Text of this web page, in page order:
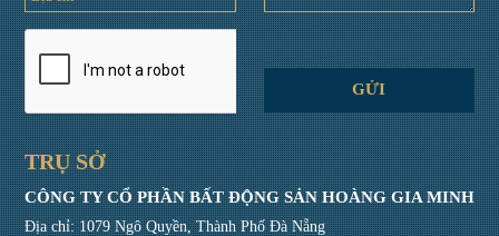
TRỤ SỞ
CÔNG TY CỔ PHẦN BẤT ĐỘNG SẢN HOÀNG GIA MINH
Địa chỉ: 1079 Ngô Quyền, Thành Phố Đà Nẵng